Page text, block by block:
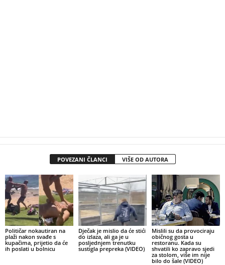
POVEZANI ČLANCI VIŠE OD AUTORA
Političar nokautiran na
plaži nakon svađe s
kupačima, prijetio da će
ih poslati u bolnicu
Dječak je mislio da će stići
do izlaza, ali ga je u
posljednjem trenutku
sustigla prepreka (VIDEO)
Mislili su da provociraju
običnog gosta u
restoranu. Kada su
shvatili ko zapravo sjedi
za stolom, više im nije
bilo do šale (VIDEO)